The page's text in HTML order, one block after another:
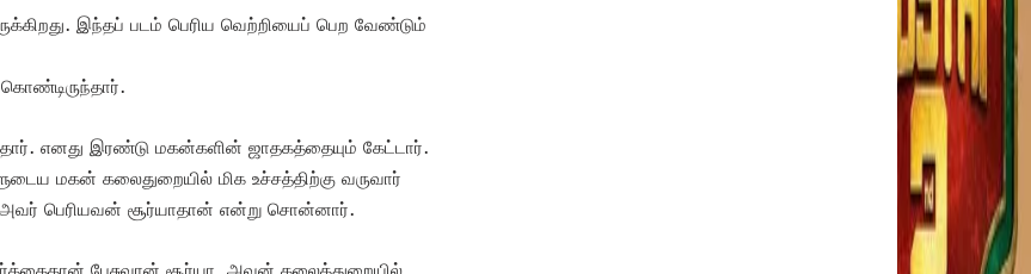
இந்தப் படம் பெரிய வெற்றியைப் பெற வேண்டும்
கொண்டிருந்தார்.
எனது இரண்டு மகன்களின் ஜாதகத்தையும் கேட்டார்.
மகன் கலைதுறையில் மிக உச்சத்திற்கு வருவார்
பெரியவன் சூர்யாதான் என்று சொன்னார்.
பேசுவான் சூர்யா. அவன் கலைத்துறையில்